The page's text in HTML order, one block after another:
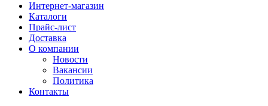
Интернет-магазин
Каталоги
Прайс-лист
Доставка
О компании
Новости
Вакансии
Политика
Контакты